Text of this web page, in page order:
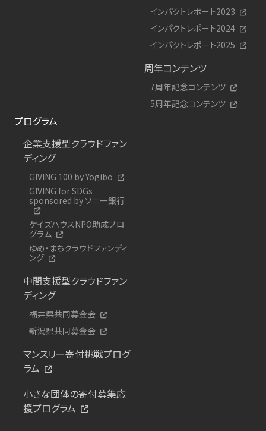
インパクトレポート2023
インパクトレポート2024
インパクトレポート2025
周年コンテンツ
7周年記念コンテンツ
5周年記念コンテンツ
プログラム
企業支援型クラウドファン
ディング
GIVING 100 by Yogibo
GIVING for SDGs
sponsored by ソニー銀行
ケイズハウスNPO助成プロ
グラム
ゆめ・まちクラウドファンディ
ング
中間支援型クラウドファン
ディング
福井県共同募金会
新潟県共同募金会
マンスリー寄付挑戦プログ
ラム
小さな団体の寄付募集応
援プログラム